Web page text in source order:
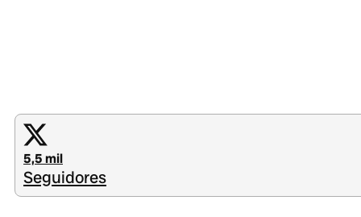
5,5 mil
Seguidores